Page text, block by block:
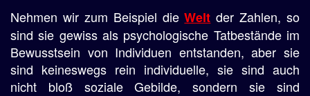
Nehmen wir zum Beispiel dieWelt der Zahlen, so
sind sie gewiss als psychologische Tatbestände im
Bewusstsein von Individuen entstanden, aber sie
sind keineswegs rein individuelle, sie sind auch
nicht bloß soziale Gebilde, sondern sie sind